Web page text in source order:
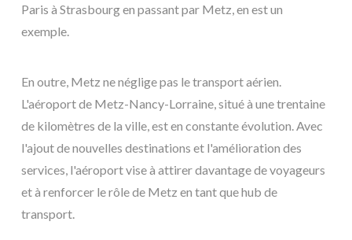
Paris à Strasbourg en passant par Metz, en est un
exemple.
En outre, Metz ne néglige pas le transport aérien.
L'aéroport de Metz-Nancy-Lorraine, situé à une trentaine
de kilomètres de la ville, est en constante évolution. Avec
l'ajout de nouvelles destinations et l'amélioration des
services, l'aéroport vise à attirer davantage de voyageurs
et à renforcer le rôle de Metz en tant que hub de
transport.